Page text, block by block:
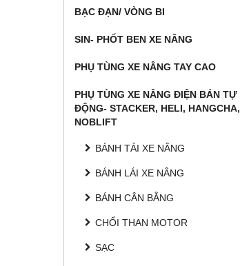
BẠC ĐẠN/ VÒNG BI
SIN- PHỐT BEN XE NÂNG
PHỤ TÙNG XE NÂNG TAY CAO
PHỤ TÙNG XE NÂNG ĐIỆN BÁN TỰ
ĐỘNG- STACKER, HELI, HANGCHA,
NOBLIFT
BÁNH TẢI XE NÂNG
BÁNH LÁI XE NÂNG
BÁNH CÂN BẰNG
CHỔI THAN MOTOR
SẠC